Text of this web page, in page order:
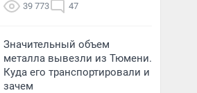
39 773 47
Значительный объем
металла вывезли из Тюмени.
Куда его транспортировали и
зачем